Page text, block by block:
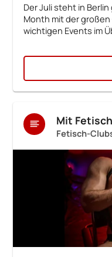
Der Juli steht in
Month mit der großen
wichtigen Events im
Mit
Fetisch-